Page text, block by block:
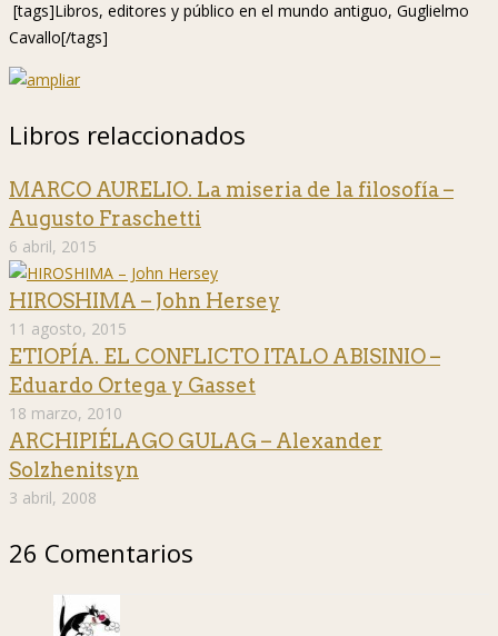
[tags]Libros, editores y público en el mundo antiguo, Guglielmo
Cavallo[/tags]
Libros relaccionados
MARCO AURELIO. La miseria de la filosofía –
Augusto Fraschetti
6 abril, 2015
HIROSHIMA – John Hersey
11 agosto, 2015
ETIOPÍA. EL CONFLICTO ITALO ABISINIO –
Eduardo Ortega y Gasset
18 marzo, 2010
ARCHIPIÉLAGO GULAG – Alexander
Solzhenitsyn
3 abril, 2008
26 Comentarios